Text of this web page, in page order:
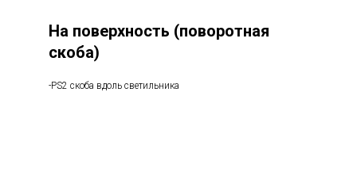
На поверхность (поворотная
скоба)
-PS2 скоба вдоль светильника